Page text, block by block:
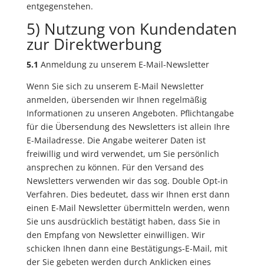
entgegenstehen.
5) Nutzung von Kundendaten
zur Direktwerbung
5.1 Anmeldung zu unserem E-Mail-Newsletter
Wenn Sie sich zu unserem E-Mail Newsletter
anmelden, übersenden wir Ihnen regelmäßig
Informationen zu unseren Angeboten. Pflichtangabe
für die Übersendung des Newsletters ist allein Ihre
E-Mailadresse. Die Angabe weiterer Daten ist
freiwillig und wird verwendet, um Sie persönlich
ansprechen zu können. Für den Versand des
Newsletters verwenden wir das sog. Double Opt-in
Verfahren. Dies bedeutet, dass wir Ihnen erst dann
einen E-Mail Newsletter übermitteln werden, wenn
Sie uns ausdrücklich bestätigt haben, dass Sie in
den Empfang von Newsletter einwilligen. Wir
schicken Ihnen dann eine Bestätigungs-E-Mail, mit
der Sie gebeten werden durch Anklicken eines